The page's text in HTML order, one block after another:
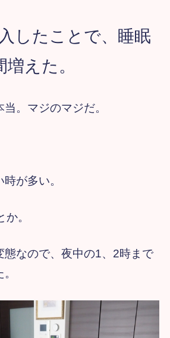
したことで、 睡眠
えた。
。マジのマジだ。
が多い。
。
態なので、夜中の1、2時まで